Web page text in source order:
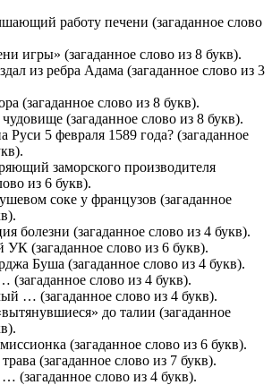
работу печени (загаданное слово
игры» (загаданное слово из 8 букв).
из ребра Адама (загаданное слово из 3
(загаданное слово из 8 букв).
чудовище (загаданное слово из 8 букв).
Руси 5 февраля 1589 года? (загаданное
заморского производителя
из 6 букв).
соке у французов (загаданное
болезни (загаданное слово из 4 букв).
УК (загаданное слово из 6 букв).
Буша (загаданное слово из 4 букв).
(загаданное слово из 4 букв).
… (загаданное слово из 4 букв).
до талии (загаданное
(загаданное слово из 6 букв).
(загаданное слово из 7 букв).
… (загаданное слово из 4 букв).